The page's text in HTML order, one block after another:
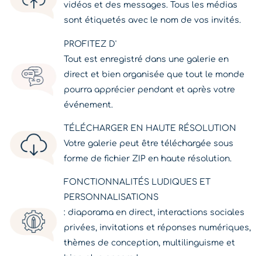
vidéos et des messages. Tous les médias
sont étiquetés avec le nom de vos invités.
PROFITEZ D'
Tout est enregistré dans une galerie en
direct et bien organisée que tout le monde
pourra apprécier pendant et après votre
événement.
TÉLÉCHARGER EN HAUTE RÉSOLUTION
Votre galerie peut être téléchargée sous
forme de fichier ZIP en haute résolution.
FONCTIONNALITÉS LUDIQUES ET
PERSONNALISATIONS
: diaporama en direct, interactions sociales
privées, invitations et réponses numériques,
thèmes de conception, multilinguisme et